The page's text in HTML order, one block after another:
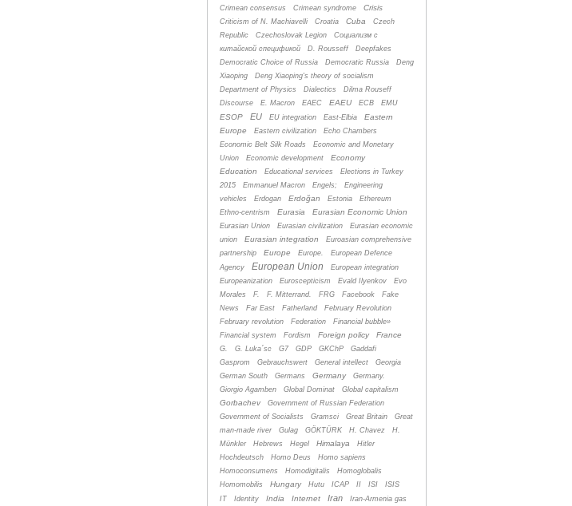
Crimean consensus Crimean syndrome Crisis
Criticism of N. Machiavelli Croatia Cuba
Czech
Republic
Czechoslovak Legion
Cоциализм с
китайской спецификой
D. Rousseff
Deepfakes
Democratic Choice of Russia
Democratic Russia
Deng
Xiaoping
Deng Xiaoping's theory of socialism
Department of Physics
Dialectics
Dilma Rouseff
Discourse
E. Macron EAEC EAEU ECB EMU
ESOP EU EU integration East-Elbia
Eastern
Europe
Eastern civilization
Echo Chambers
Economic Belt Silk Roads
Economic and Monetary
Union
Economic development
Economy
Education
Educational services
Elections in Turkey
2015
Emmanuel Macron Engels;
Engineering
vehicles
Erdogan Erdoğan Estonia
Ethereum
Ethno-centrism
Eurasia Eurasian Economic Union
Eurasian Union Eurasian civilization
Eurasian economic
union
Eurasian integration
Euroasian comprehensive
partnership
Europe Europe.
European Defence
Agency
European Union
European integration
Europeanization
Euroscepticism Evald Ilyenkov
Evo
Morales
F. F. Mitterrand. FRG Facebook
Fake
News
Far East Fatherland
February Revolution
February revolution
Federation
Financial bubble»
Financial system
Fordism Foreign policy France
G. G. Luka´sc G7 GDP GKChP
Gaddafi
Gasprom
Gebrauchswert General intellect
Georgia
German South
Germans Germany
Germany.
Giorgio Agamben
Global Dominat Global capitalism
Gorbachev
Government of Russian Federation
Government of Socialists
Gramsci Great Britain
Great
man-made river
Gulag GÖKTÜRK H. Chavez
H.
Münkler
Hebrews Hegel Himalaya
Hitler
Hochdeutsch
Homo Deus
Homo sapiens
Homoconsumens
Homodigitalis
Homoglobalis
Homomobilis
Hungary Hutu ICAP II ISI
ISIS
IT
Identity India Internet Iran
Iran-Armenia gas